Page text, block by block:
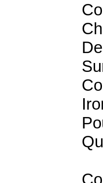
Chez
Des
Sur
Iront
Pour
Que